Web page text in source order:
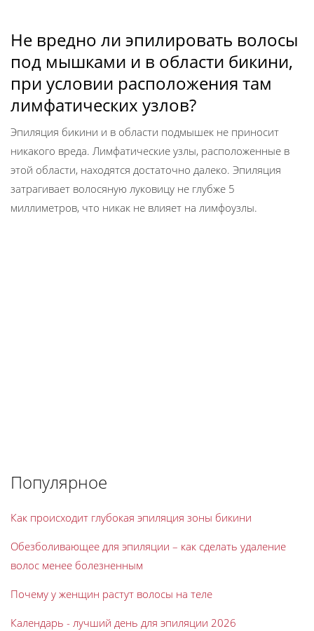
Не вредно ли эпилировать волосы
под мышками и в области бикини,
при условии расположения там
лимфатических узлов?
Эпиляция бикини и в области подмышек не приносит
никакого вреда. Лимфатические узлы, расположенные в
этой области, находятся достаточно далеко. Эпиляция
затрагивает волосяную луковицу не глубже 5
миллиметров, что никак не влияет на лимфоузлы.
Популярное
Как происходит глубокая эпиляция зоны бикини
Обезболивающее для эпиляции – как сделать удаление
волос менее болезненным
Почему у женщин растут волосы на теле
Календарь - лучший день для эпиляции 2026